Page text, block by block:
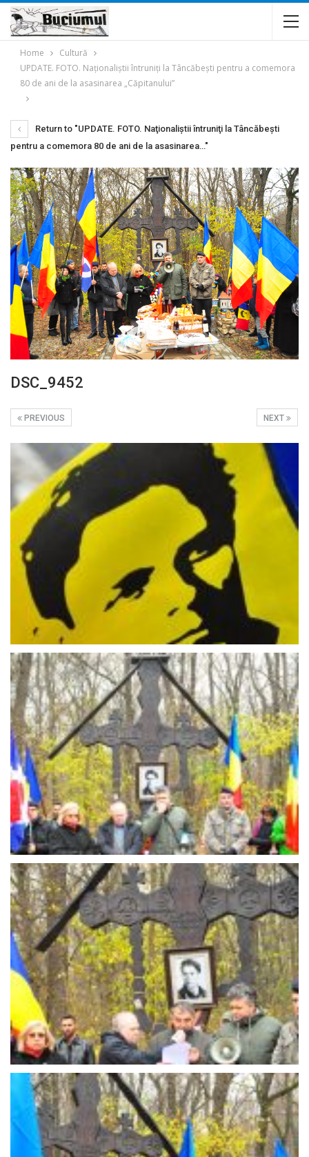
Home
Cultură
UPDATE. FOTO. Naţionaliştii întruniţi la Tâncăbești pentru a comemora
80 de ani de la asasinarea „Căpitanului”
Return to "UPDATE. FOTO. Naţionaliştii întruniţi la Tâncăbești
pentru a comemora 80 de ani de la asasinarea…"
DSC_9452
NEXT
PREVIOUS